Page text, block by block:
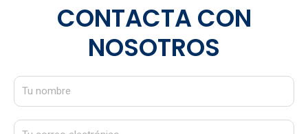
CONTACTA CON
NOSOTROS